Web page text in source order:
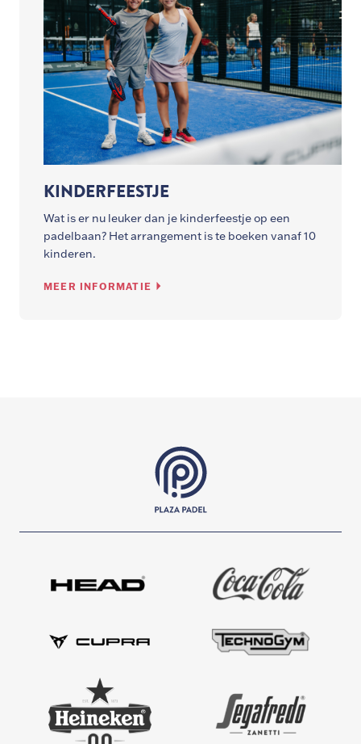
KINDERFEESTJE
Wat is er nu leuker dan je kinderfeestje op een
padelbaan? Het arrangement is te boeken vanaf 10
kinderen.
MEER INFORMATIE